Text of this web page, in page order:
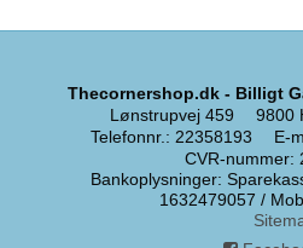
Thecornershop.dk - Billigt
Lønstrupvej 459
9800
Telefonnr. : 22358193 E-
CVR-nummer:
Bankoplysninger:
1632479057 /